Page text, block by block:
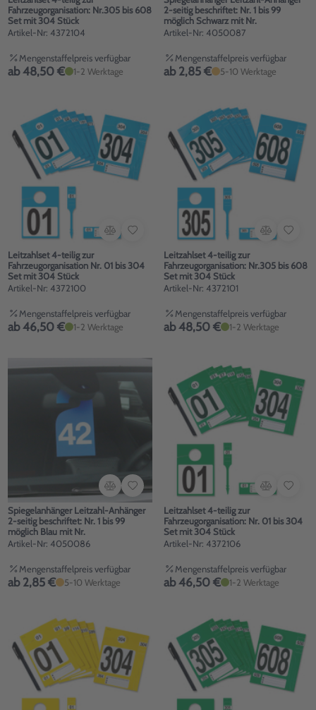
Fahrzeugorganisation: Nr.305 bis 608
Set mit 304 Stück
Artikel-Nr: 4372104
Mengenstaffelpreis verfügbar
ab 48,50 € 1-2 Werktage
2-seitig beschriftet: Nr. 1 bis 99
möglich Schwarz mit Nr.
Artikel-Nr: 4050087
Mengenstaffelpreis verfügbar
ab 2,85 € 5-10 Werktage
Leitzahlset 4-teilig zur
Fahrzeugorganisation Nr. 01 bis 304
Set mit 304 Stück
Artikel-Nr: 4372100
Mengenstaffelpreis verfügbar
ab 46,50 € 1-2 Werktage
Leitzahlset 4-teilig zur
Fahrzeugorganisation: Nr.305 bis 608
Set mit 304 Stück
Artikel-Nr: 4372101
Mengenstaffelpreis verfügbar
ab 48,50 € 1-2 Werktage
Spiegelanhänger Leitzahl-Anhänger
2-seitig beschriftet: Nr. 1 bis 99
möglich Blau mit Nr.
Artikel-Nr: 4050086
Mengenstaffelpreis verfügbar
ab 2,85 € 5-10 Werktage
Leitzahlset 4-teilig zur
Fahrzeugorganisation: Nr. 01 bis 304
Set mit 304 Stück
Artikel-Nr: 4372106
Mengenstaffelpreis verfügbar
ab 46,50 € 1-2 Werktage